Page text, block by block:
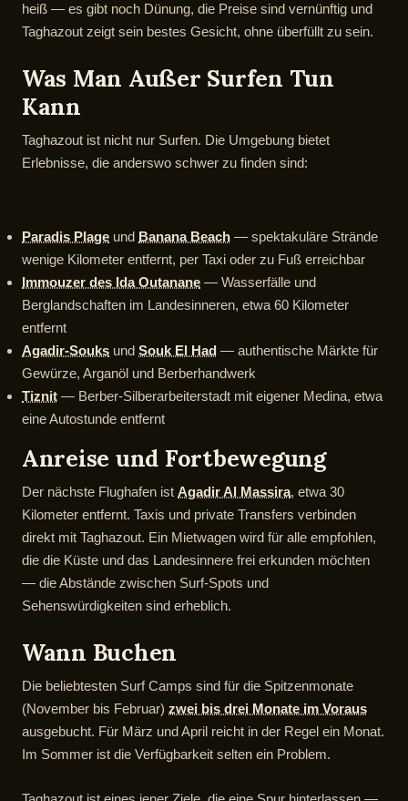
heiß — es gibt noch Dünung, die Preise sind vernünftig und
Taghazout zeigt sein bestes Gesicht, ohne überfüllt zu sein.
Was Man Außer Surfen Tun
Kann
Taghazout ist nicht nur Surfen. Die Umgebung bietet
Erlebnisse, die anderswo schwer zu finden sind:
Paradis Plage und Banana Beach — spektakuläre Strände
wenige Kilometer entfernt, per Taxi oder zu Fuß erreichbar
Immouzer des Ida Outanane — Wasserfälle und
Berglandschaften im Landesinneren, etwa 60 Kilometer
entfernt
Agadir-Souks und Souk El Had — authentische Märkte für
Gewürze, Arganöl und Berberhandwerk
Tiznit — Berber-Silberarbeiterstadt mit eigener Medina, etwa
eine Autostunde entfernt
Anreise und Fortbewegung
Der nächste Flughafen ist Agadir Al Massira, etwa 30
Kilometer entfernt. Taxis und private Transfers verbinden
direkt mit Taghazout. Ein Mietwagen wird für alle empfohlen,
die die Küste und das Landesinnere frei erkunden möchten
— die Abstände zwischen Surf-Spots und
Sehenswürdigkeiten sind erheblich.
Wann Buchen
Die beliebtesten Surf Camps sind für die Spitzenmonate
(November bis Februar) zwei bis drei Monate im Voraus
ausgebucht. Für März und April reicht in der Regel ein Monat.
Im Sommer ist die Verfügbarkeit selten ein Problem.